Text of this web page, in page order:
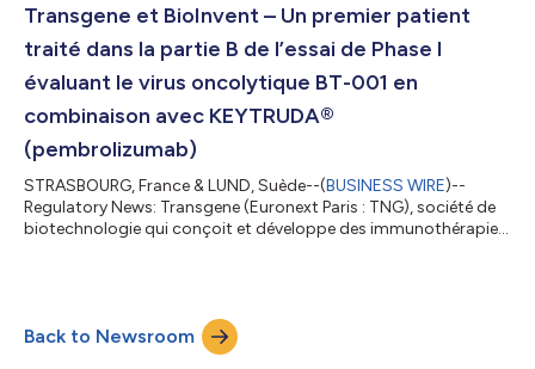
responsabilité de la stratégie, de la gestion et des opérations
financières de la So...
Transgene et BioInvent – Un premier patient
traité dans la partie B de l’essai de Phase I
évaluant le virus oncolytique BT-001 en
combinaison avec KEYTRUDA®
(pembrolizumab)
STRASBOURG, France & LUND, Suède--(BUSINESS WIRE)--
Regulatory News: Transgene (Euronext Paris : TNG), société de
biotechnologie qui conçoit et développe des immunothérapies
développement d’anticorps immunomodulateurs innovants
contre le cancer, annoncent le traitement du premier patient de
la partie B de l’essai cliniq...
Back to Newsroom